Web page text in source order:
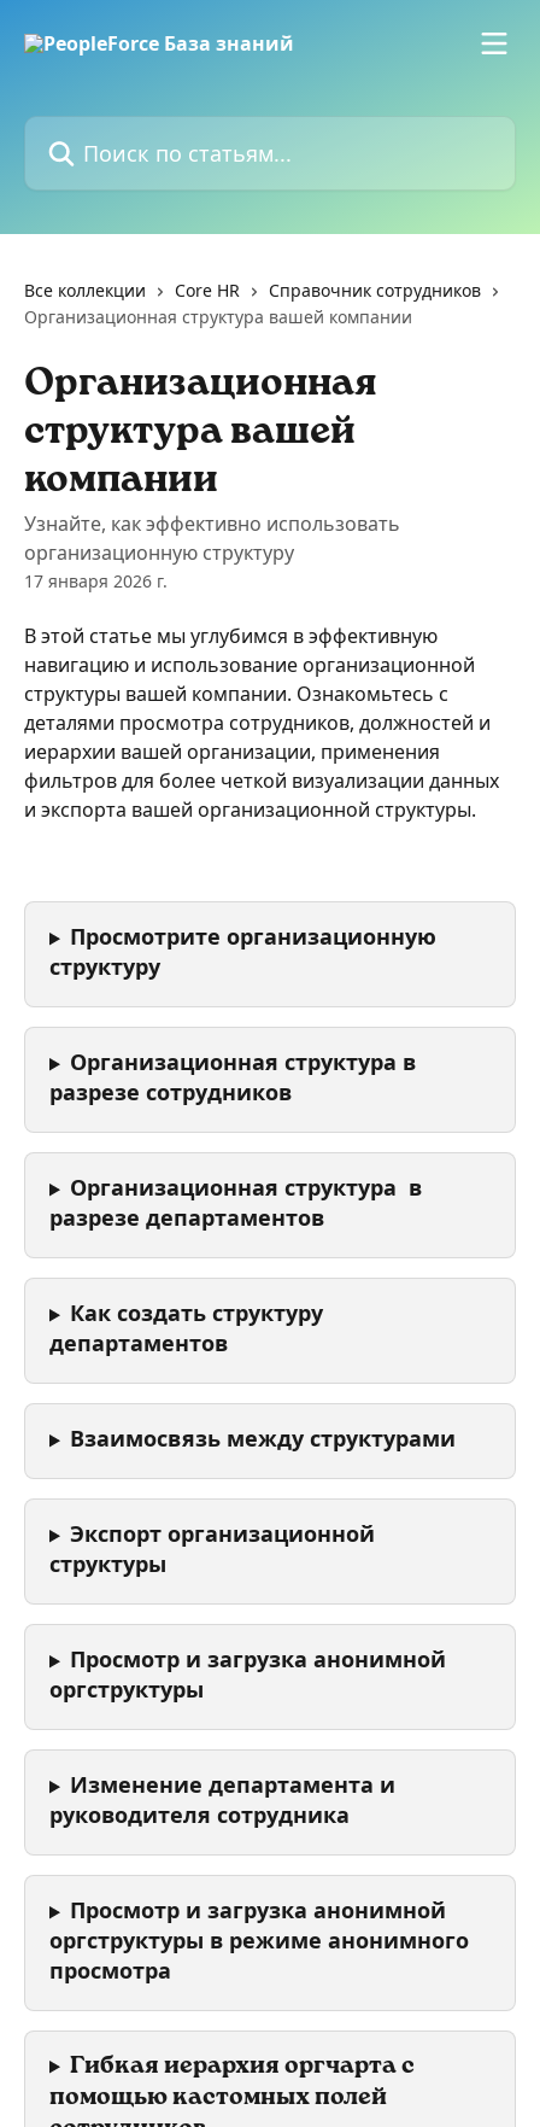
Поиск по статьям...
Все коллекции Core HR
Справочник сотрудников
Организационная структура вашей компании
Организационная
структура вашей
компании
Узнайте, как эффективно использовать
организационную структуру
17 января 2026 г.
В этой статье мы углубимся в эффективную
навигацию и использование организационной
структуры вашей компании. Ознакомьтесь с
деталями просмотра сотрудников, должностей и
иерархии вашей организации, применения
фильтров для более четкой визуализации данных
и экспорта вашей организационной структуры.
Просмотрите организационную
структуру
Организационная структура в
разрезе сотрудников
Организационная структура  в
разрезе департаментов
Как создать структуру
департаментов
Взаимосвязь между структурами
Экспорт организационной
структуры
Просмотр и загрузка анонимной
оргструктуры
Изменение департамента и
руководителя сотрудника
Просмотр и загрузка анонимной
оргструктуры в режиме анонимного
просмотра
Гибкая иерархия оргчарта с
помощью кастомных полей